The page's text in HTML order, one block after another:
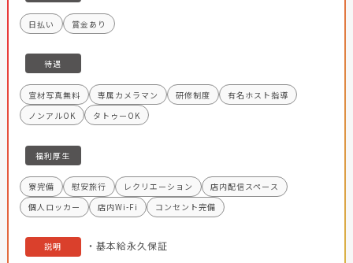
日払い 賞金あり
待遇
宣材写真無料 専属カメラマン 研修制度
有名ホスト指導
ノンアルOK
タトゥーOK
福利厚生
寮完備 慰安旅行 レクリエーション
店内配信スペース
個人ロッカー
店内Wi-Fi コンセント完備
説明 ・基本給永久保証